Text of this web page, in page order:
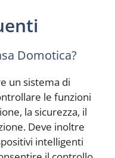
Domotica?
un sistema di
le funzioni
la sicurezza, il
Deve inoltre
intelligenti